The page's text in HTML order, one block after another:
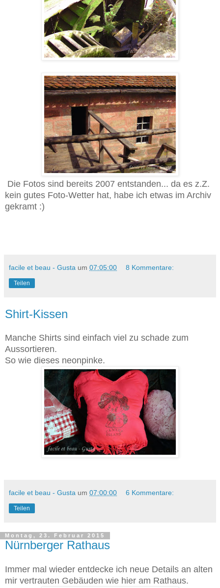
Die Fotos sind bereits 2007 entstanden... da es z.Z.
kein gutes Foto-Wetter hat, habe ich etwas im Archiv
gekramt :)
facile et beau - Gusta um 07:05:00 8 Kommentare:
Teilen
Shirt-Kissen
Manche Shirts sind einfach viel zu schade zum
Aussortieren.
So wie dieses neonpinke.
facile et beau - Gusta um 07:00:00 6 Kommentare:
Teilen
Montag, 23. Februar 2015
Nürnberger Rathaus
Immer mal wieder entdecke ich neue Details an alten
mir vertrauten Gebäuden wie hier am Rathaus.